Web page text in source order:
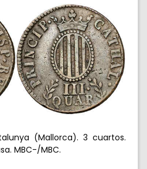
(Mallorca). 3 cuartos.
MBC-/MBC.